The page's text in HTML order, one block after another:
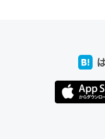
位置情報を共有して
これ見て生きてるな
─たまにLINEするくらい
コミュニケーションが劇